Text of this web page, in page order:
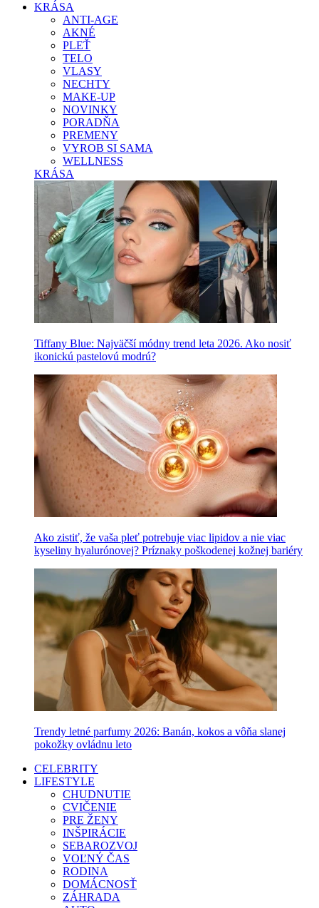
KRÁSA
ANTI-AGE
AKNÉ
PLEŤ
TELO
VLASY
NECHTY
MAKE-UP
NOVINKY
PORADŇA
PREMENY
VYROB SI SAMA
WELLNESS
KRÁSA
Tiffany Blue: Najväčší módny trend leta 2026. Ako nosiť
ikonickú pastelovú modrú?
Ako zistiť, že vaša pleť potrebuje viac lipidov a nie viac
kyseliny hyalurónovej? Príznaky poškodenej kožnej bariéry
Trendy letné parfumy 2026: Banán, kokos a vôňa slanej
pokožky ovládnu leto
CELEBRITY
LIFESTYLE
CHUDNUTIE
CVIČENIE
PRE ŽENY
INŠPIRÁCIE
SEBAROZVOJ
VOĽNÝ ČAS
RODINA
DOMÁCNOSŤ
ZÁHRADA